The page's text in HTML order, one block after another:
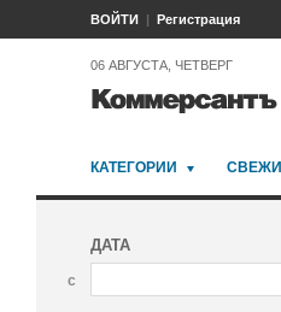
ВОЙТИ Регистрация
06 АВГУСТА, ЧЕТВЕРГ
КАТЕГОРИИ
ДАТА
с